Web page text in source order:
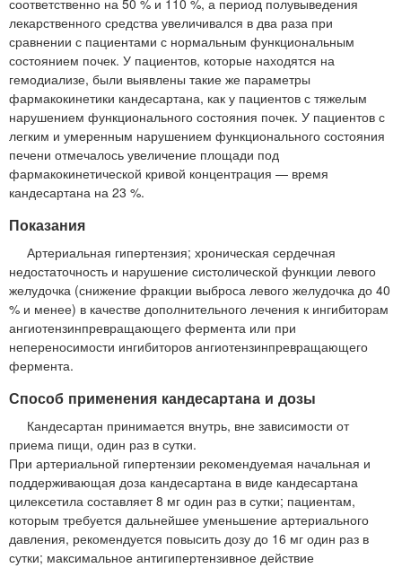
лекарственного средства увеличивался в два раза при
сравнении с пациентами с нормальным функциональным
состоянием почек. У пациентов, которые находятся на
гемодиализе, были выявлены такие же параметры
фармакокинетики кандесартана, как у пациентов с тяжелым
нарушением функционального состояния почек. У пациентов с
легким и умеренным нарушением функционального состояния
печени отмечалось увеличение площади под
фармакокинетической кривой концентрация — время
кандесартана на 23 %.
Показания
Артериальная гипертензия; хроническая сердечная
недостаточность и нарушение систолической функции левого
желудочка (снижение фракции выброса левого желудочка до 40
% и менее) в качестве дополнительного лечения к ингибиторам
ангиотензинпревращающего фермента или при
непереносимости ингибиторов ангиотензинпревращающего
фермента.
Способ применения кандесартана и дозы
Кандесартан принимается внутрь, вне зависимости от
приема пищи, один раз в сутки.
При артериальной гипертензии рекомендуемая начальная и
поддерживающая доза кандесартана в виде кандесартана
цилексетила составляет 8 мг один раз в сутки; пациентам,
которым требуется дальнейшее уменьшение артериального
давления, рекомендуется повысить дозу до 16 мг один раз в
сутки; максимальное антигипертензивное действие